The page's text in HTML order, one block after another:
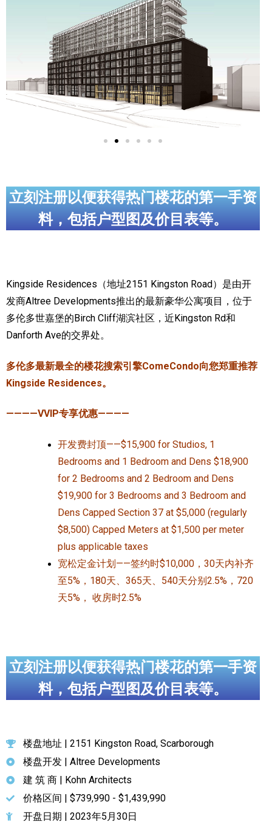
实用链接
加拿大房地产网站
大多伦多教育网站
大多伦多医疗机构
加拿大银行贷款机构
地产杂谈
走近加拿大
加拿大的历史文化
加拿大社会保险系统
定居安大略省
加拿大的福利制度
吃货眼中的加拿大地图
立刻注册以便获得热门楼花的第一手资
料，包括户型图及价目表等。
Kingside Residences（地址2151 Kingston Road）是由开
发商Altree Developments推出的最新豪华公寓项目，位于
多伦多世嘉堡的Birch Cliff湖滨社区，近Kingston Rd和
Danforth Ave的交界处。
多伦多最新最全的楼花搜索引擎ComeCondo向您郑重推荐
Kingside Residences。
————VVIP专享优惠————
开发费封顶——$15,900 for Studios, 1
Bedrooms and 1 Bedroom and Dens $18,900
for 2 Bedrooms and 2 Bedroom and Dens
$19,900 for 3 Bedrooms and 3 Bedroom and
Dens Capped Section 37 at $5,000 (regularly
$8,500) Capped Meters at $1,500 per meter
plus applicable taxes
宽松定金计划——签约时$10,000，30天内补齐
至5%，180天、365天、540天分别2.5%，720
天5%， 收房时2.5%
立刻注册以便获得热门楼花的第一手资
料，包括户型图及价目表等。
楼盘地址 | 2151 Kingston Road, Scarborough
楼盘开发 | Altree Developments
建 筑 商 | Kohn Architects
价格区间 | $739,990 - $1,439,990
开盘日期 | 2023年5月30日